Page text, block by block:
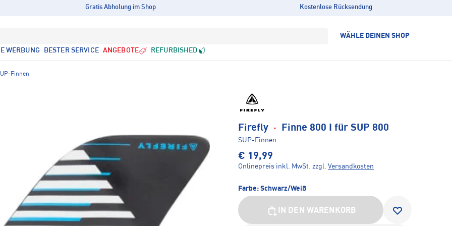
Gratis Abholung im Shop Kostenlose Rücksendung
WÄHLE DEINEN SHOP
WERBUNG BESTER SERVICE ANGEBOTE REFURBISHED
Finnen
Firefly · Finne 800 I für SUP 800
SUP-Finnen
€ 19,99
Onlinepreis inkl. MwSt. zzgl. Versandkosten
Farbe: Schwarz/Weiß
IN DEN WARENKORB